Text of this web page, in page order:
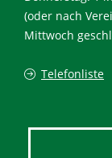
(oder nach
Mittwoch
Telefonliste